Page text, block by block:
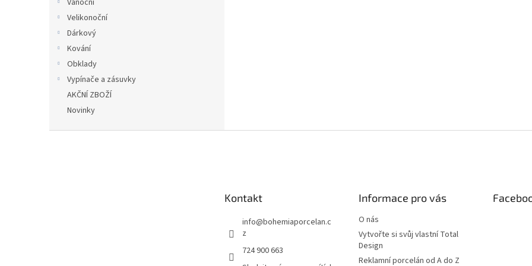
Vánoční
Velikonoční
Dárkový
Kování
Obklady
Vypínače a zásuvky
AKČNÍ ZBOŽÍ
Novinky
Kontakt
info@bohemiaporcelan.c
z
724 900 663
Informace pro vás
O nás
Vytvořte si svůj vlastní Total
Design
Reklamní porcelán od A do Z